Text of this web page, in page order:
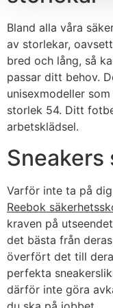
Bland alla våra
av storlekar,
bred och lång, så
passar ditt behov.
unisexmodeller
storlek 54. Ditt
arbetsklädsel.
Sneakers
Varför inte ta på
Reebok
kraven på
det bästa från
överfört det till
perfekta
därför inte göra